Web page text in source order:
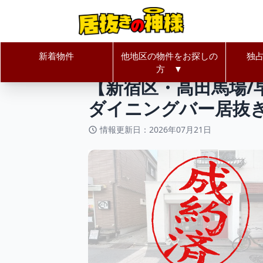
新着物件
他地区の物件をお探しの
方 ▼
独
居抜きの神様Home 東京都 新宿
【新宿区・高田馬場/
ダイニングバー居抜
情報更新日：2026年07月21日